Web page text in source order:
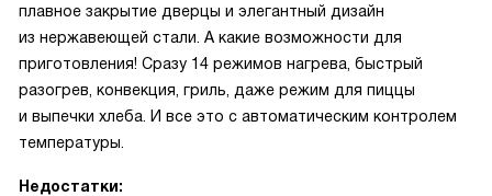
плавное закрытие дверцы и элегантный дизайн
из нержавеющей стали. А какие возможности для
приготовления! Сразу 14 режимов нагрева, быстрый
разогрев, конвекция, гриль, даже режим для пиццы
и выпечки хлеба. И все это с автоматическим контролем
температуры.
Недостатки: